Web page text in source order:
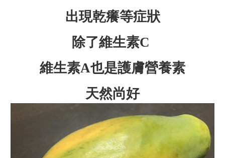
出現乾癢等症狀
除了維生素C
維生素A也是護膚營養素
天然尚好